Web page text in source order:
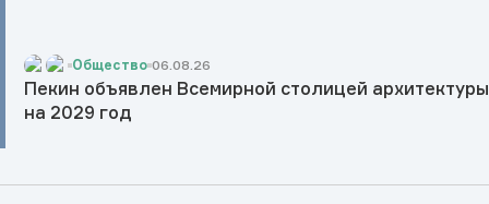
Общество 06.08.26
Пекин объявлен Всемирной столицей архитектуры
на 2029 год